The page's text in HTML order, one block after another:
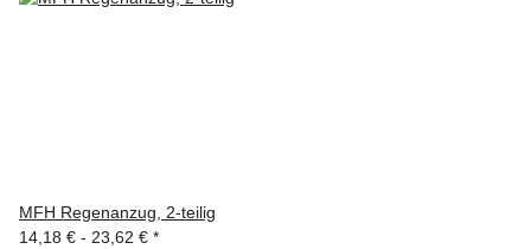
MFH Regenanzug, 2-teilig
14,18 € - 23,62 € *